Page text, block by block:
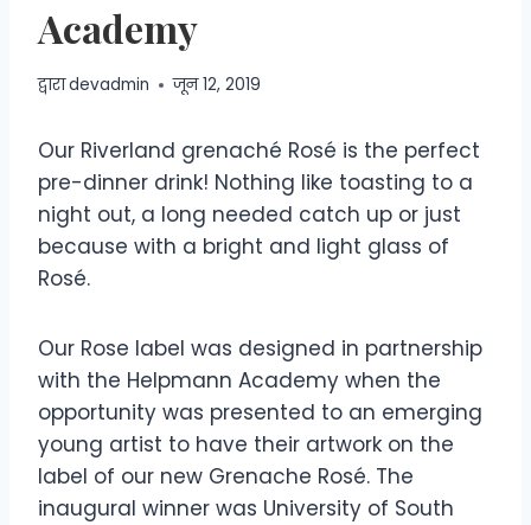
Academy
द्वाराdevadmin जून 12, 2019
Our Riverland grenaché Rosé is the perfect
pre-dinner drink! Nothing like toasting to a
night out, a long needed catch up or just
because with a bright and light glass of
Rosé.
Our Rose label was designed in partnership
with the Helpmann Academy when the
opportunity was presented to an emerging
young artist to have their artwork on the
label of our new Grenache Rosé. The
inaugural winner was University of South